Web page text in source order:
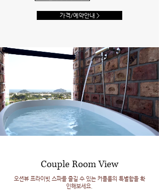
가격/예약안내 >
Couple Room View
오션뷰 프라이빗 스파를 즐길 수 있는 커플룸의 특별함을 확
인해보세요.